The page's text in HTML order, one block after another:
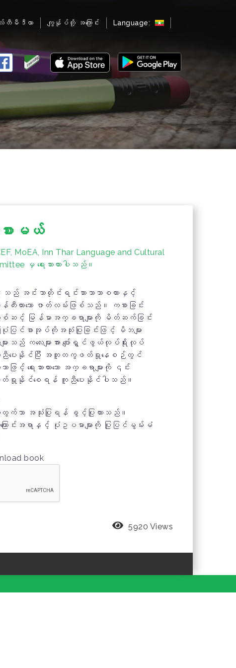
လ်တီမီဒီယာ ကျွန်ုပ်တို့ အကြောင်း Language:
စားမယ်
MoEA, Inn Thar Language and Cultural
မှ ရေးသားထားပါသည်။
သည် အင်းသာတိုင်းရင်းသားဘာသာစကားနှင့်
းထားသော ဇာတ်လမ်းဖြစ်သည်။ ကစားခြင်း
စ်ဆင့် မြန်မာအက္ခရာများကို မိတ်ဆက်ခြင်း
ပြင်စာအုပ်ကိုအသုံးပြုခြင်းဖြင့် မိဘများ
ားသည် ကလေးများအား ပျော်ရွှင်ဖွယ်လုပ်ရိုးလုပ်
ညီပေးနိုင်ပြီး အတူတကွဖတ်ရှုနေစဉ်တွင်
င့် ရေးသားထားသော အက္ခရာများကို ၎င်း
တ်ရှုနိုင်စေရန် ကူညီပေးနိုင်ပါသည်။
က်သာ အသုံးပြုရန် ခွင့်ပြုထားသည်။
ာင်းအရာနှင့် ပုံဥပမာများကို ပြုပြင်မွမ်းမံ
book
5920 Views